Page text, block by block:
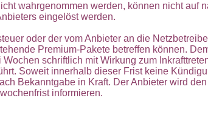
wahrgenommen werden, können nicht auf
eingelöst werden.
oder der vom Anbieter an die
Premium-Pakete betreffen können.
schriftlich mit Wirkung zum
Soweit innerhalb dieser Frist keine
Bekanntgabe in Kraft. Der Anbieter wird
informieren.